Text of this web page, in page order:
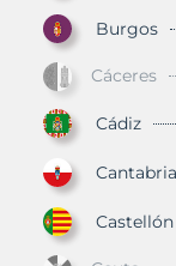
Burgos
Cáceres
Cádiz
Cantabria
Castellón